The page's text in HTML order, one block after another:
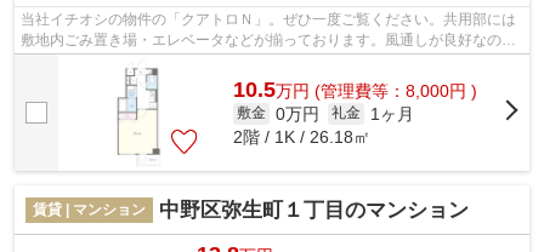
当社イチオシの物件の「クアトロＮ」。ぜひ一度ご覧ください。共用部には
敷地内ごみ置き場・エレベータなどが揃っております。風通しが良好なの
10.5万円 (管理費等：8,000円 )
敷金 0万円 礼金
1ヶ月
2階 / 1K / 26.18㎡
賃貸 | マンション 中野区弥生町１丁目のマンション